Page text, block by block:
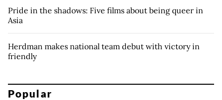
Pride in the shadows: Five films about being queer in
Asia
Herdman makes national team debut with victory in
friendly
Popular